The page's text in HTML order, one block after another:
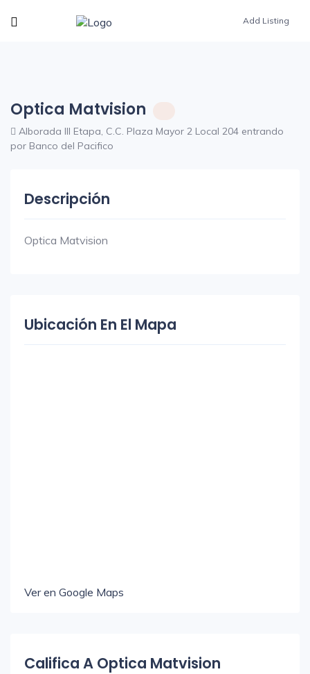
Add Listing
Optica Matvision
Alborada III Etapa, C.C. Plaza Mayor 2 Local 204 entrando
por Banco del Pacifico
Descripción
Optica Matvision
Ubicación En El Mapa
Ver en Google Maps
Califica A Optica Matvision